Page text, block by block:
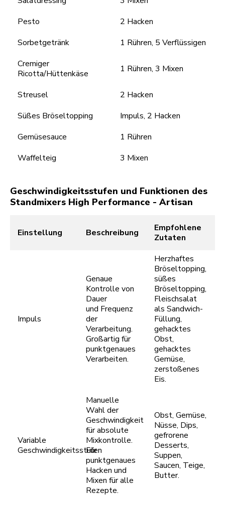
Pesto
2 Hacken
Sorbetgetränk
1 Rühren, 5 Verflüssigen
Cremiger
Ricotta/Hüttenkäse
1 Rühren, 3 Mixen
Streusel
2 Hacken
Süßes Bröseltopping
Impuls, 2 Hacken
Gemüsesauce
1 Rühren
Waffelteig
3 Mixen
Geschwindigkeitsstufen und Funktionen des
Standmixers High Performance - Artisan
Einstellung Beschreibung
Empfohlene
Zutaten
Impuls
Genaue
Kontrolle von
Dauer
und Frequenz
der
Verarbeitung.
Großartig für
punktgenaues
Verarbeiten.
Herzhaftes
Bröseltopping,
süßes
Bröseltopping,
Fleischsalat
als Sandwich-
Füllung,
gehacktes
Obst,
gehacktes
Gemüse,
zerstoßenes
Eis.
Variable
Geschwindigkeitsstufen
Manuelle
Wahl der
Geschwindigkeit
für absolute
Mixkontrolle.
Für
punktgenaues
Hacken und
Mixen für alle
Rezepte.
Obst, Gemüse,
Nüsse, Dips,
gefrorene
Desserts,
Suppen,
Saucen, Teige,
Butter.